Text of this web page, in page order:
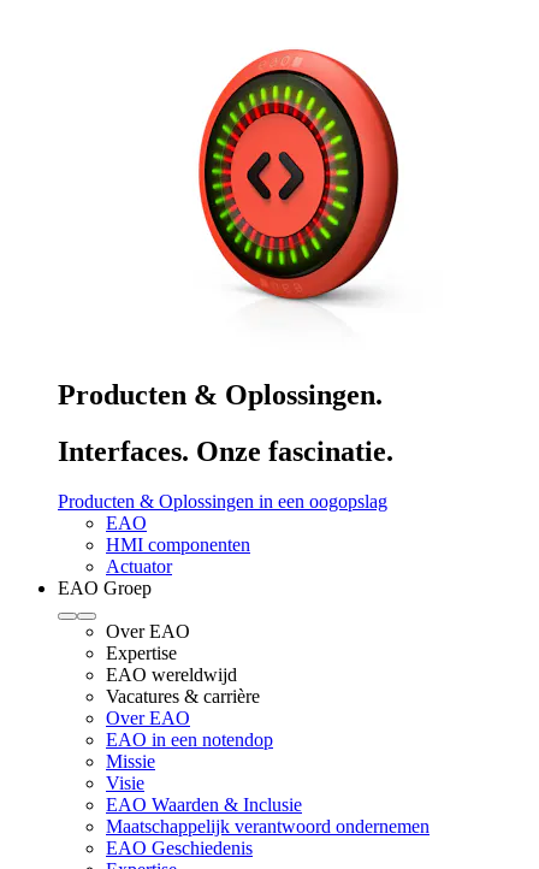
Producten & Oplossingen.
Interfaces. Onze fascinatie.
Producten & Oplossingen in een oogopslag
EAO
HMI componenten
Actuator
EAO Groep
Over EAO
Expertise
EAO wereldwijd
Vacatures & carrière
Over EAO
EAO in een notendop
Missie
Visie
EAO Waarden & Inclusie
Maatschappelijk verantwoord ondernemen
EAO Geschiedenis